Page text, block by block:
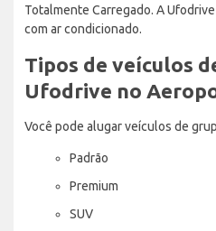
Totalmente Carregado. A
com ar condicionado.
Tipos de veículos
Ufodrive no
Você pode alugar veículos de
Padrão
Premium
SUV